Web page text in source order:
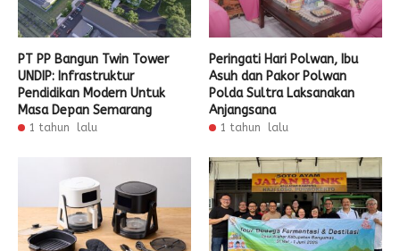
PT PP Bangun Twin Tower
UNDIP: Infrastruktur
Pendidikan Modern Untuk
Masa Depan Semarang
1 tahun lalu
Peringati Hari Polwan, Ibu
Asuh dan Pakor Polwan
Polda Sultra Laksanakan
Anjangsana
1 tahun lalu